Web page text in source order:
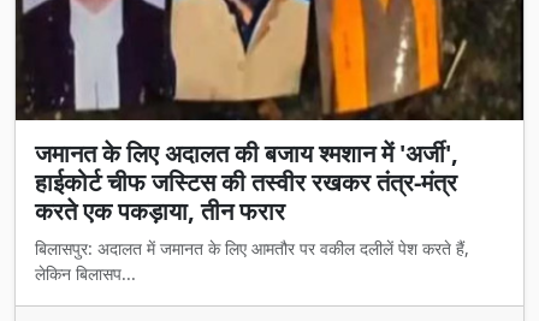
जमानत के लिए अदालत की बजाय श्मशान में 'अर्जी',
हाईकोर्ट चीफ जस्टिस की तस्वीर रखकर तंत्र-मंत्र
करते एक पकड़ाया, तीन फरार
बिलासपुर: अदालत में जमानत के लिए आमतौर पर वकील दलीलें पेश करते हैं,
लेकिन बिलासप...
Aug 09, 2026 Manishankar Pandey